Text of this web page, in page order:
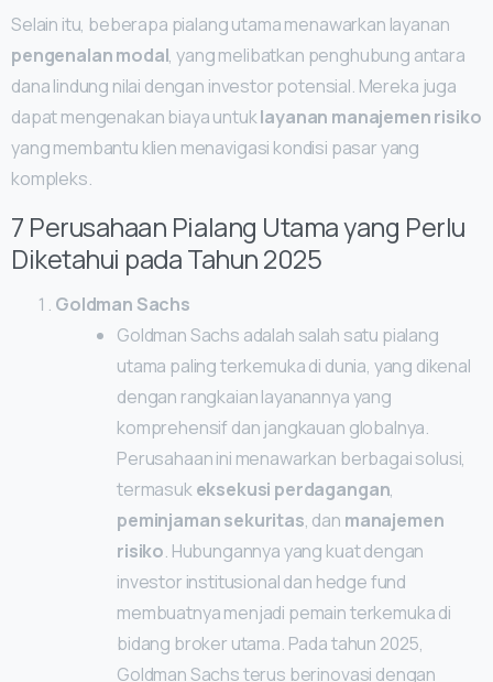
Selain itu, beberapa pialang utama menawarkan layanan
pengenalan modal, yang melibatkan penghubung antara
dana lindung nilai dengan investor potensial. Mereka juga
dapat mengenakan biaya untuklayanan manajemen risiko
yang membantu klien menavigasi kondisi pasar yang
kompleks.
7 Perusahaan Pialang Utama yang Perlu
Diketahui pada Tahun 2025
Goldman Sachs
Goldman Sachs adalah salah satu pialang
utama paling terkemuka di dunia, yang dikenal
dengan rangkaian layanannya yang
komprehensif dan jangkauan globalnya.
Perusahaan ini menawarkan berbagai solusi,
termasukeksekusi perdagangan,
peminjaman sekuritas, dan manajemen
risiko. Hubungannya yang kuat dengan
investor institusional dan hedge fund
membuatnya menjadi pemain terkemuka di
bidang broker utama. Pada tahun 2025,
Goldman Sachs terus berinovasi dengan